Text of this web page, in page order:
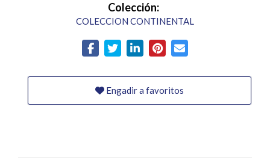
Colección:
COLECCION CONTINENTAL
Engadir a favoritos